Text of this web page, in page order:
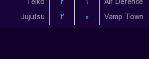
Jujutsu
۲ ۰ Vamp Town